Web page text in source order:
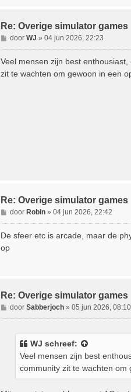
Re: Overige simulator games
B
e
r
door WJ » 04 jun 2026, 22:23
Veel mensen zijn best
zit te wachten om gewoon in een
Re: Overige simulator games
B
e
r
door Robin» 04 jun 2026, 22:42
De sfeer etc is arcade, maar de
op
Re: Overige simulator games
B
e
door Sabberjoch» 05 jun 2026, 08:10
WJ schreef:
Veel mensen zijn best
community zit te wachten om